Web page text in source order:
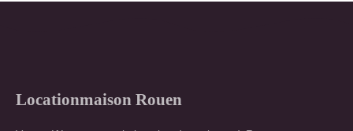
Locationmaison Rouen